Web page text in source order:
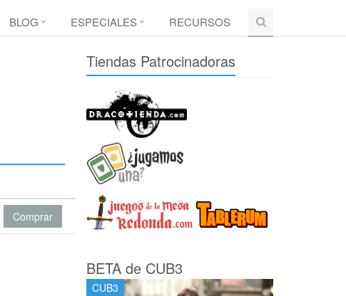
BLOG ESPECIALES RECURSOS
Comprar
Tiendas Patrocinadoras
BETA de CUB3
CUB3